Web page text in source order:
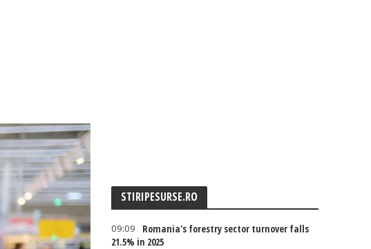
STIRIPESURSE.RO
09:09
Romania's forestry sector turnover falls
21.5% in 2025